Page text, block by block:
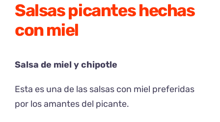
Salsas picantes hechas
con miel
Salsa de miel y chipotle
Esta es una de las salsas con miel preferidas
por los amantes del picante.